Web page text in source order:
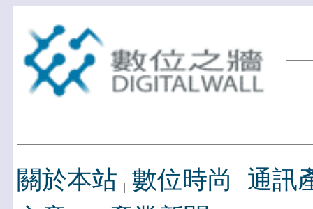
關於本站 數位時尚
通訊